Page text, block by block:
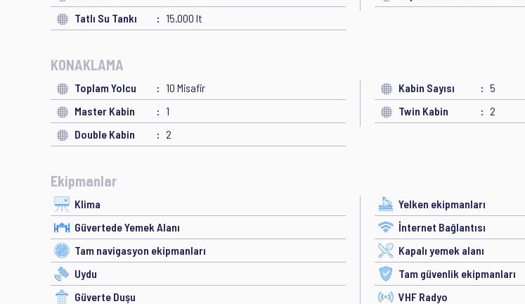
Tatlı Su Tankı
15.000 lt
KONAKLAMA
Toplam Yolcu 10 Misafir Kabin Sayısı
5
Master Kabin
1 Twin Kabin
2
Double Kabin
2
Ekipmanlar
Klima
Yelken ekipmanları
Güvertede Yemek Alanı
İnternet Bağlantısı
Tam navigasyon ekipmanları
Kapalı yemek alanı
Uydu
Tam güvenlik ekipmanları
Güverte Duşu
VHF Radyo